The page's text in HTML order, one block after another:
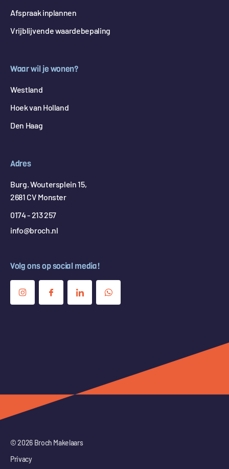
Afspraak inplannen
Vrijblijvende waardebepaling
Waar wil je wonen?
Westland
Hoek van Holland
Den Haag
Adres
Burg. Woutersplein 15,
2681 CV Monster
0174 - 213 257
info@broch.nl
Volg ons op social media!
© 2026 Broch Makelaars
Privacy